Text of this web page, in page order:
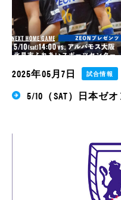
2025年05月7日 試合情報
5/10（SAT）日本ゼ